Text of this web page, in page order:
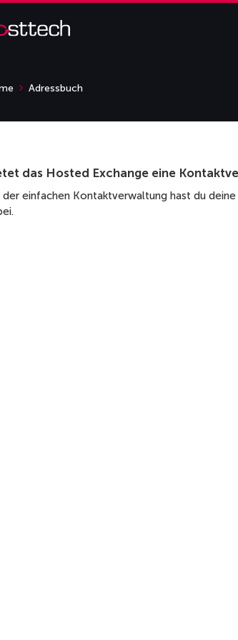
Adressbuch
das Hosted Exchange eine
der einfachen Kontaktverwaltung hast du